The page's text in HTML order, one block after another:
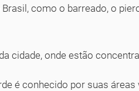
como o barreado, o
cidade, onde estão
é conhecido por suas